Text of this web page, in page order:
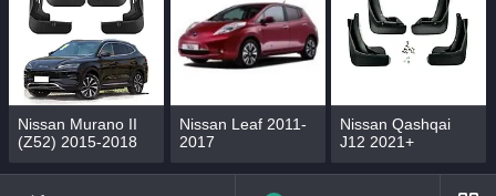
Nissan Murano II
(Z52) 2015-2018
Nissan Leaf 2011-
2017
Nissan Qashqai
J12 2021+